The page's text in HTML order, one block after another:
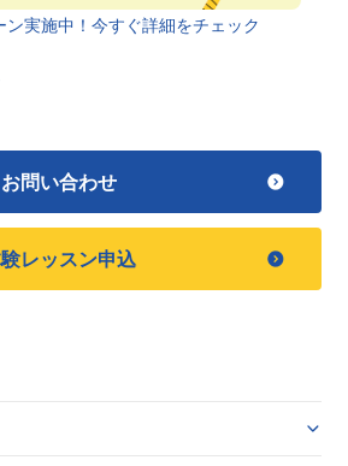
実施中！今すぐ詳細をチェック
お問い合わせ
レッスン申込